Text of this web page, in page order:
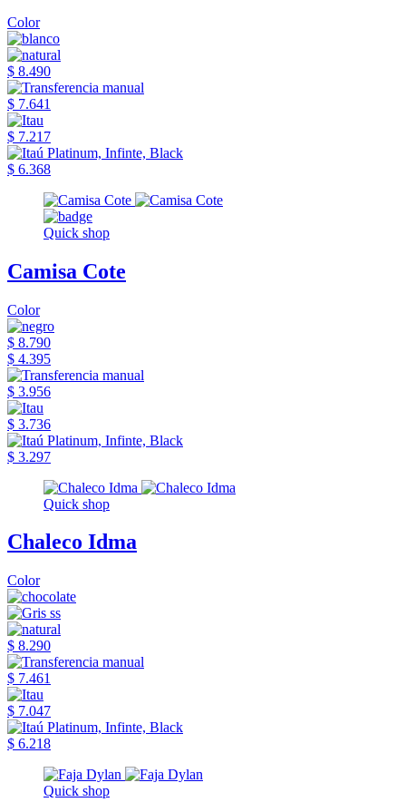
Color
$ 8.490
$ 7.641
$ 7.217
$ 6.368
Quick shop
Camisa Cote
Color
$ 8.790
$ 4.395
$ 3.956
$ 3.736
$ 3.297
Quick shop
Chaleco Idma
Color
$ 8.290
$ 7.461
$ 7.047
$ 6.218
Quick shop